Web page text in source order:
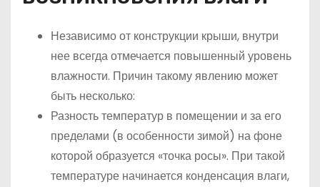
Независимо от конструкции крыши, внутри
нее всегда отмечается повышенный уровень
влажности. Причин такому явлению может
быть несколько:
Разность температур в помещении и за его
пределами (в особенности зимой) на фоне
которой образуется «точка росы». При такой
температуре начинается конденсация влаги,